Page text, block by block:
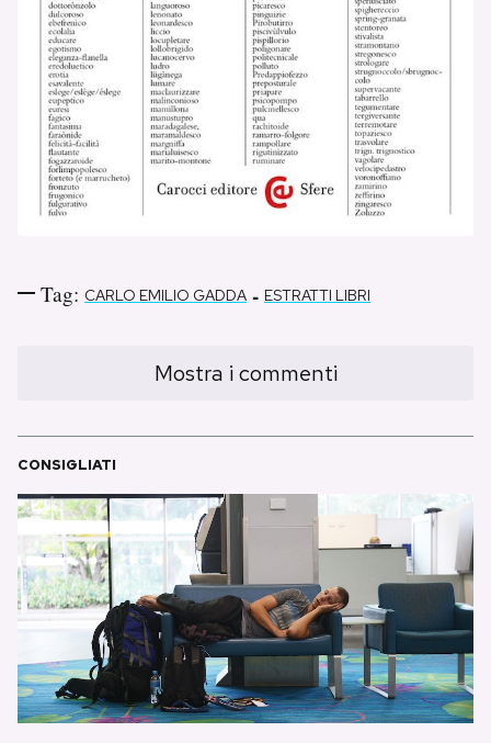
Tag: CARLO EMILIO GADDA - ESTRATTI LIBRI
Mostra i commenti
CONSIGLIATI